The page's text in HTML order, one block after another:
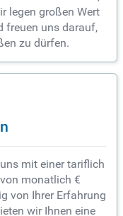
legen großen Wert
freuen uns darauf,
zu dürfen.
mit einer tariflich
monatlich €
von Ihrer Erfahrung
wir Ihnen eine